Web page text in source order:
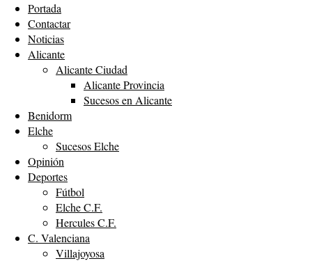
Portada
Contactar
Noticias
Alicante
Alicante Ciudad
Alicante Provincia
Sucesos en Alicante
Benidorm
Elche
Sucesos Elche
Opinión
Deportes
Fútbol
Elche C.F.
Hercules C.F.
C. Valenciana
Villajoyosa